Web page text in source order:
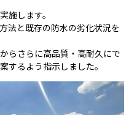
施します。
法と既存の防水の劣化状況を
らさらに高品質・高耐久にで
するよう指示しました。